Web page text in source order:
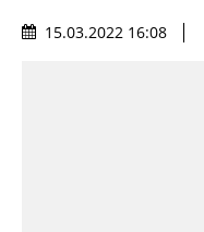
15.03.2022 16:08